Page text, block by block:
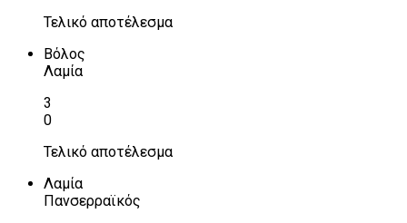
Τελικό αποτέλεσμα
Βόλος
Λαμία
3
0
Τελικό αποτέλεσμα
Λαμία
Πανσερραϊκός